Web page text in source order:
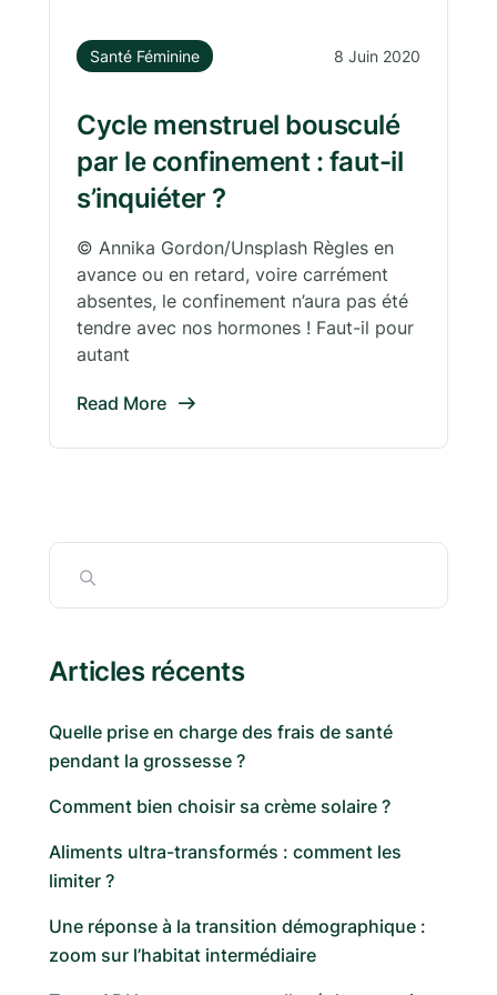
Santé Féminine 8 Juin 2020
Cycle menstruel bousculé
par le confinement : faut-il
s’inquiéter ?
© Annika Gordon/Unsplash Règles en
avance ou en retard, voire carrément
absentes, le confinement n’aura pas été
tendre avec nos hormones ! Faut-il pour
autant
Read More
Articles récents
Quelle prise en charge des frais de santé
pendant la grossesse ?
Comment bien choisir sa crème solaire ?
Aliments ultra-transformés : comment les
limiter ?
Une réponse à la transition démographique :
zoom sur l’habitat intermédiaire